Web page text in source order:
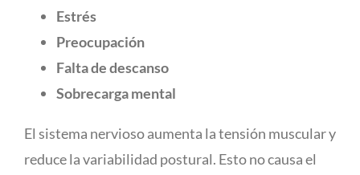
Estrés
Preocupación
Falta de descanso
Sobrecarga mental
El sistema nervioso aumenta la tensión muscular y
reduce la variabilidad postural. Esto no causa el